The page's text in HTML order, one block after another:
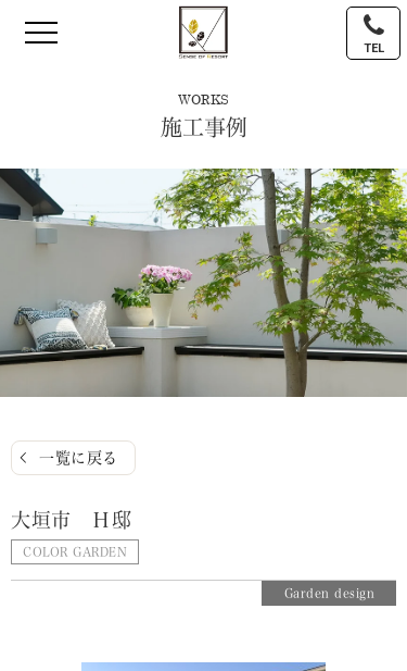
TEL
WORKS
施工事例
一覧に戻る
大垣市 Ｈ邸
COLOR GARDEN
Garden design